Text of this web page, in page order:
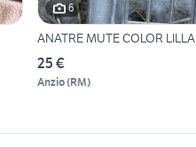
6
ANATRE MUTE COLOR LILLA
25 €
Anzio(RM)